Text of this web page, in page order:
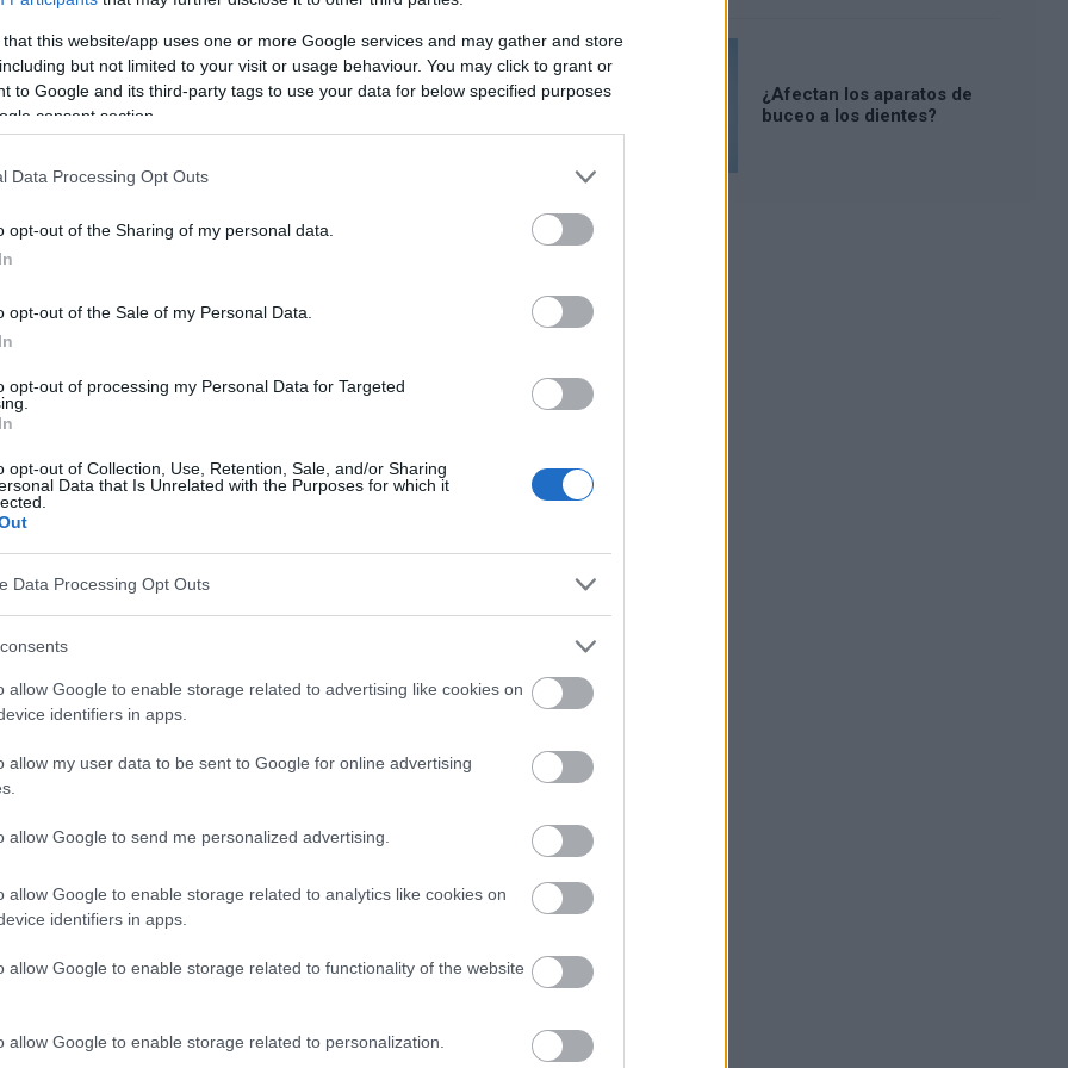
that this website/app uses one or more Google services and may gather and store
but not limited to your visit or usage behaviour. You may click to grant or
to Google and its third-party tags to use your data for below specified purposes
consent section.
Data Processing Opt Outs
opt-out of the Sharing of my personal data.
opt-out of the Sale of my Personal Data.
opt-out of processing my Personal Data for Targeted
opt-out of Collection, Use, Retention, Sale, and/or Sharing
Data that Is Unrelated with the Purposes for which it
Data Processing Opt Outs
allow Google to enable storage related to advertising like cookies on
identifiers in apps.
allow my user data to be sent to Google for online advertising
allow Google to send me personalized advertising.
allow Google to enable storage related to analytics like cookies on
identifiers in apps.
allow Google to enable storage related to functionality of the website
allow Google to enable storage related to personalization.
riesgo de infección por coronavirus
en consulta en atención primaria general,
restauradora debe limitarse a los procedimientos
es decir, la presencia de dolor, procesos
quistes y afecciones con un alto riesgo de
la odontología? ¿Se ha producido algún cambio
que prevalece desde principios de casi 2020?
con riesgo de infección
grupos profesionales médicos con mayor riesgo de
era de la pandemia, tienen un mayor nivel de riesgo
por hacer su trabajo. Como puede leer en muchas
difusión, los propios pacientes no saben cómo
Sin embargo, según las
recomendaciones del
se puede ayudar a un paciente en una situación
tanto, sigue siendo la situación de otros pacientes
durante muchos años en el contexto de la mejora
¿Afectan los aparatos de
buceo a los dientes?